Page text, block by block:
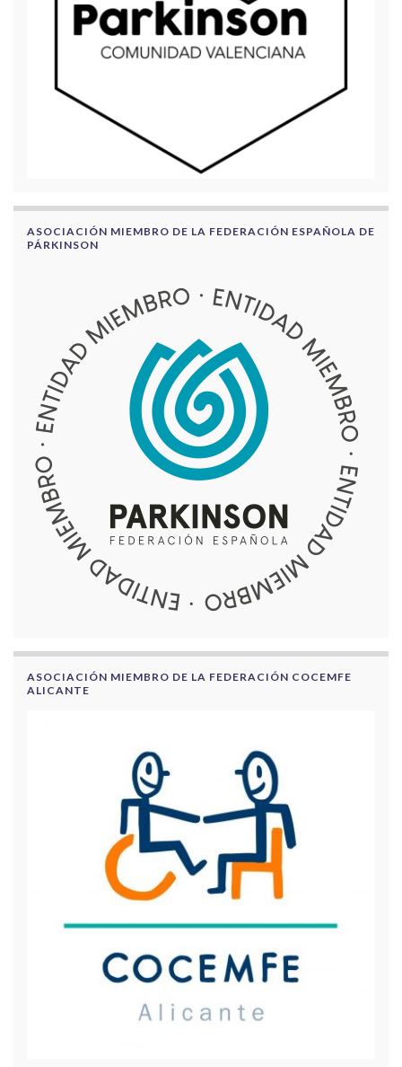
ASOCIACIÓN MIEMBRO DE LA FEDERACIÓN ESPAÑOLA DE
PÁRKINSON
ASOCIACIÓN MIEMBRO DE LA FEDERACIÓN COCEMFE
ALICANTE